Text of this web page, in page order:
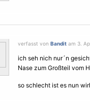
verfasst von Bandit am 3.
ich seh nich nur´n
Nase zum Großteil vom
so schlecht ist es nun